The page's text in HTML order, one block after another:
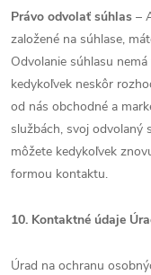
Právo odvolať súhlas –
založené na súhlase,
Odvolanie súhlasu
kedykoľvek neskôr
od nás obchodné a
službách, svoj odvolaný
môžete kedykoľvek
formou kontaktu.
10. Kontaktné údaje
Úrad na ochranu